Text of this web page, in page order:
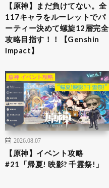
【原神】まだ負けてない。全
117キャラをルーレットでパ
ーティー決めて螺旋12層完全
攻略目指す！！【Genshin
Impact】
2026.08.07
【原神】イベント攻略
#21「帰夏! 映影? 千霊祭!」